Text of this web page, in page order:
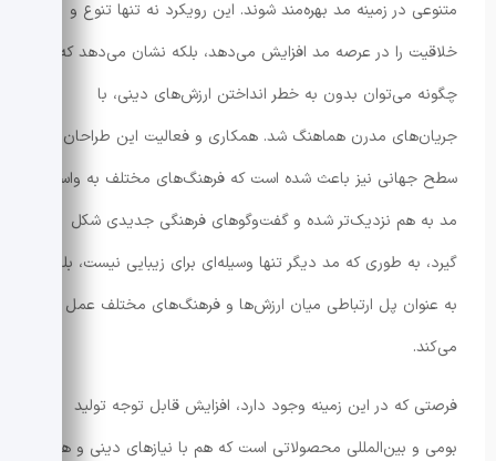
متنوعی در زمینه مد بهره‌مند شوند. این رویکرد نه تنها تنوع و
خلاقیت را در عرصه مد افزایش می‌دهد، بلکه نشان می‌دهد که
چگونه می‌توان بدون به خطر انداختن ارزش‌های دینی، با
جریان‌های مدرن هماهنگ شد. همکاری و فعالیت این طراحان در
سطح جهانی نیز باعث شده است که فرهنگ‌های مختلف به واسطه
مد به هم نزدیک‌تر شده و گفت‌وگوهای فرهنگی جدیدی شکل
گیرد، به طوری که مد دیگر تنها وسیله‌ای برای زیبایی نیست، بلکه
به عنوان پل ارتباطی میان ارزش‌ها و فرهنگ‌های مختلف عمل
می‌کند.
فرصتی که در این زمینه وجود دارد، افزایش قابل توجه تولید
بومی و بین‌المللی محصولاتی است که هم با نیازهای دینی و هم